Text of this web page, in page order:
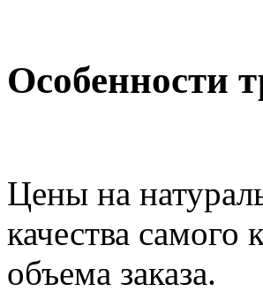
Особенности
Цены на
качества
объема заказа.